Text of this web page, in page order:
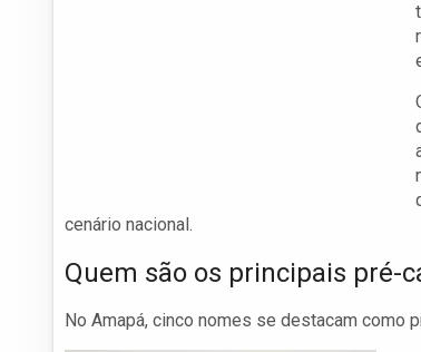
cenário nacional.
Quem são os principais pré-
No Amapá, cinco nomes se destacam